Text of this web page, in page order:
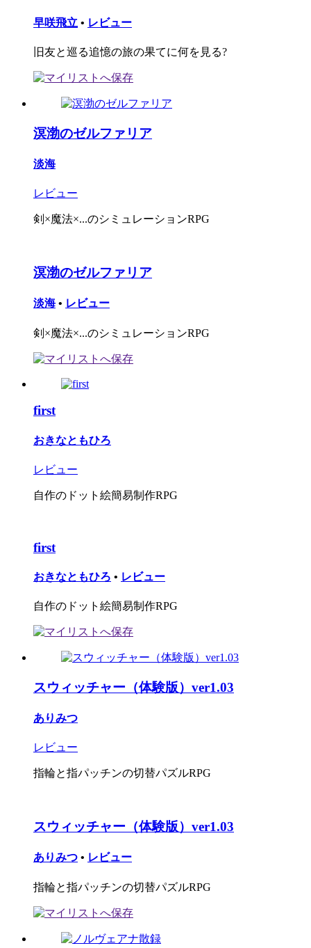
早咲飛立 • レビュー
旧友と巡る追憶の旅の果てに何を見る?
溟渤のゼルファリア
淡海
レビュー
剣×魔法×...のシミュレーションRPG
溟渤のゼルファリア
淡海 • レビュー
剣×魔法×...のシミュレーションRPG
first
おきなともひろ
レビュー
自作のドット絵簡易制作RPG
first
おきなともひろ • レビュー
自作のドット絵簡易制作RPG
スウィッチャー（体験版）ver1.03
ありみつ
レビュー
指輪と指パッチンの切替パズルRPG
スウィッチャー（体験版）ver1.03
ありみつ • レビュー
指輪と指パッチンの切替パズルRPG